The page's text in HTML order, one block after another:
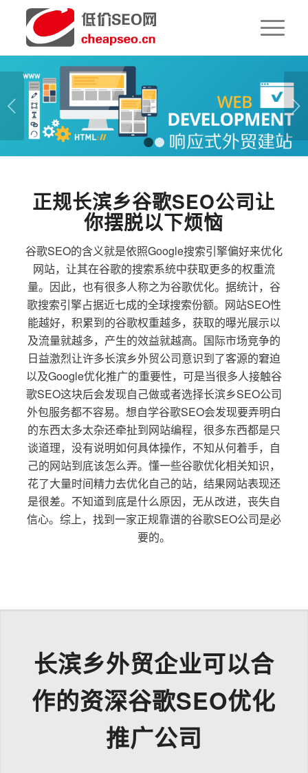
下一页
1 2
正规长滨乡谷歌SEO公司让
你摆脱以下烦恼
谷歌SEO的含义就是依照Google搜索引擎偏好来优化
网站，让其在谷歌的搜索系统中获取更多的权重流
量。因此，也有很多人称之为谷歌优化。据统计，谷
歌搜索引擎占据近七成的全球搜索份额。网站SEO性
能越好，积累到的谷歌权重越多，获取的曝光展示以
及流量就越多，产生的效益就越高。国际市场竞争的
日益激烈让许多长滨乡外贸公司意识到了客源的窘迫
以及Google优化推广的重要性，可是当很多人接触谷
歌SEO这块后会发现自己做或者选择长滨乡SEO公司
外包服务都不容易。想自学谷歌SEO会发现要弄明白
的东西太多太杂还牵扯到网站编程，很多东西都是只
谈道理，没有说明如何具体操作，不知从何着手，自
己的网站到底该怎么弄。懂一些谷歌优化相关知识，
花了大量时间精力去优化自己的站，结果网站表现还
是很差。不知道到底是什么原因，无从改进，丧失自
信心。综上，找到一家正规靠谱的谷歌SEO公司是必
要的。
长滨乡外贸企业可以合
作的资深谷歌SEO优化
推广公司